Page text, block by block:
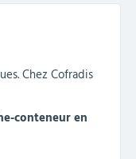
Chez Cofradis
conteneur en